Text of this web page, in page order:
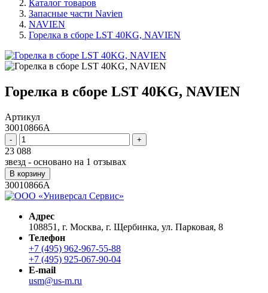
Каталог товаров
Запасные части Navien
NAVIEN
Горелка в сборе LST 40KG, NAVIEN
Горелка в сборе LST 40KG, NAVIEN
Артикул
30010866A
- +
23 088
звезд - основано на 1 отзывах
В корзину
30010866A
Адрес
108851, г. Москва, г. Щербинка, ул. Парковая, 8
Телефон
+7 (495) 962-967-55-88
+7 (495) 925-067-90-04
E-mail
usm@us-m.ru